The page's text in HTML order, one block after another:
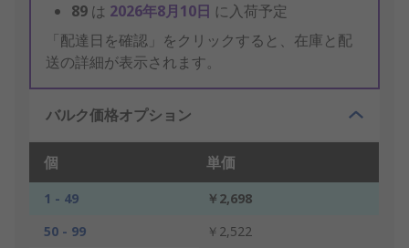
89 は 2026年8月10日 に入荷予定
「配達日を確認」をクリックすると、在庫と配
送の詳細が表示されます。
バルク価格オプション
個 単価
1 - 49
￥2,698
50 - 99
￥2,522